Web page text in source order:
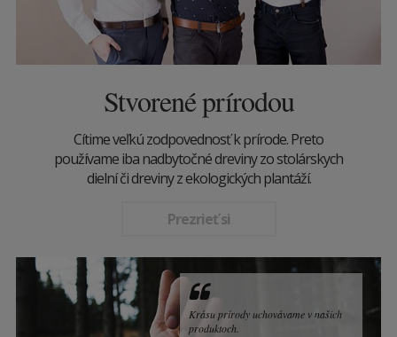
Stvorené prírodou
Cítime veľkú zodpovednosť k prírode. Preto
používame iba nadbytočné dreviny zo stolárskych
dielní či dreviny z ekologických plantáží.
Prezrieť si
Krásu prírody uchovávame v našich
produktoch.